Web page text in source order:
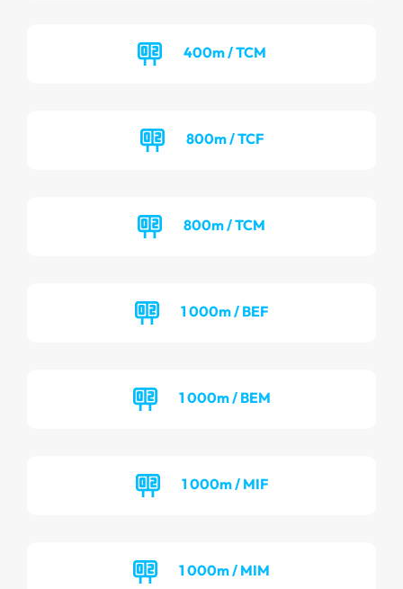
400m / TCM
800m / TCF
800m / TCM
1 000m / BEF
1 000m / BEM
1 000m / MIF
1 000m / MIM